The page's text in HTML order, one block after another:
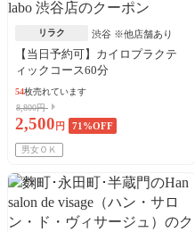
リラク 渋谷 ※他店舗あり
【当日予約可】カイロプラクテ
ィックコース60分
54枚売れています
8,800円
2,500 円 71 %OFF
男女ＯＫ